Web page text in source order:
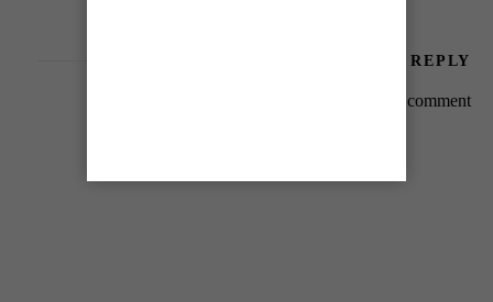
LEAVE A REPLY
to post a comment.